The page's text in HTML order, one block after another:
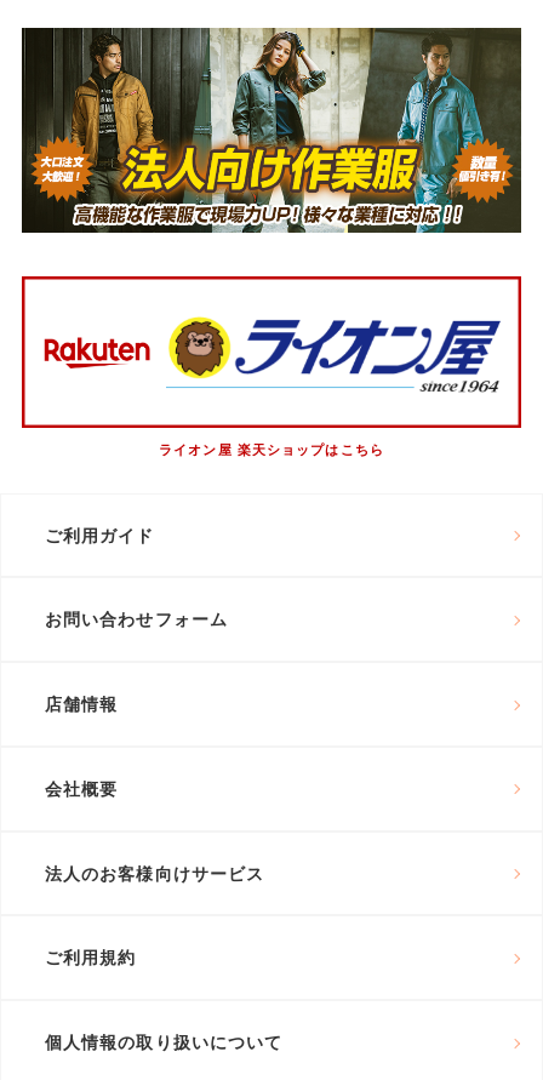
ライオン屋 楽天ショップはこちら
ご利用ガイド
お問い合わせフォーム
店舗情報
会社概要
法人のお客様向けサービス
ご利用規約
個人情報の取り扱いについて